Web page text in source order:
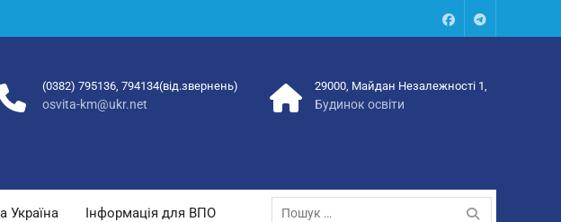
FacebookTalegram
(0382) 795136, 794134(від.звернень)
osvita-km@ukr.net
29000, Майдан Незалежності 1,
Будинок освіти
Україна Інформація для ВПО
Пошук: